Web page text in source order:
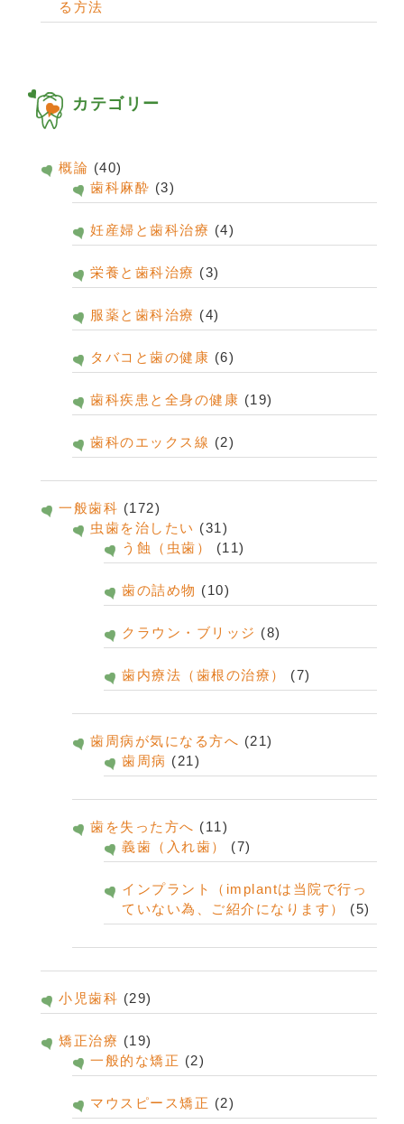
る方法
カテゴリー
概論 (40)
歯科麻酔 (3)
妊産婦と歯科治療 (4)
栄養と歯科治療 (3)
服薬と歯科治療 (4)
タバコと歯の健康 (6)
歯科疾患と全身の健康 (19)
歯科のエックス線 (2)
一般歯科 (172)
虫歯を治したい (31)
う蝕（虫歯）
(11)
歯の詰め物 (10)
クラウン・ブリッジ (8)
歯内療法（歯根の治療） (7)
歯周病が気になる方へ (21)
歯周病 (21)
歯を失った方へ (11)
義歯（入れ歯）
(7)
インプラント（implantは当院で行っ
ていない為、ご紹介になります）
(5)
小児歯科 (29)
矯正治療 (19)
一般的な矯正 (2)
マウスピース矯正 (2)